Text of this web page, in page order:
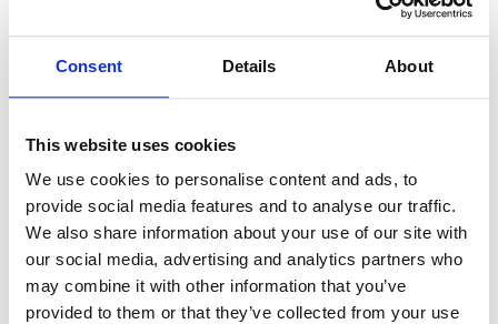
Consent Details About
This website uses cookies
We use cookies to personalise content and ads, to
provide social media features and to analyse our traffic.
We also share information about your use of our site with
our social media, advertising and analytics partners who
may combine it with other information that you’ve
provided to them or that they’ve collected from your use
Køb denne race
Sæt denne race til salg